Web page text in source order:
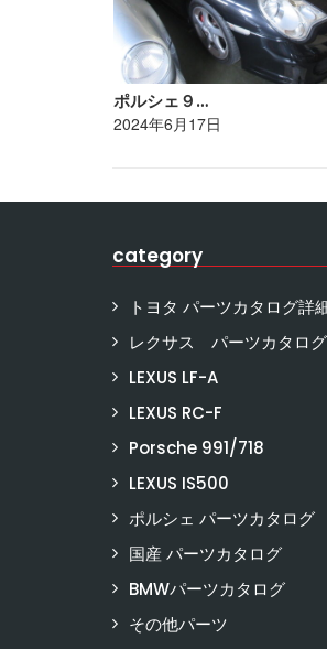
ポルシェ９…
2024年6月17日
category
トヨタ パーツカタログ詳
レクサス パーツカタロ
LEXUS LF-A
LEXUS RC-F
Porsche 991/718
LEXUS IS500
ポルシェ パーツカタログ
国産 パーツカタログ
BMWパーツカタログ
その他パーツ